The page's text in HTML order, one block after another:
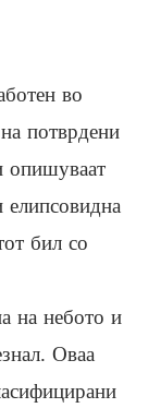
во
потврдени
опишуваат
елипсовидна
бил со
на небото и
Оваа